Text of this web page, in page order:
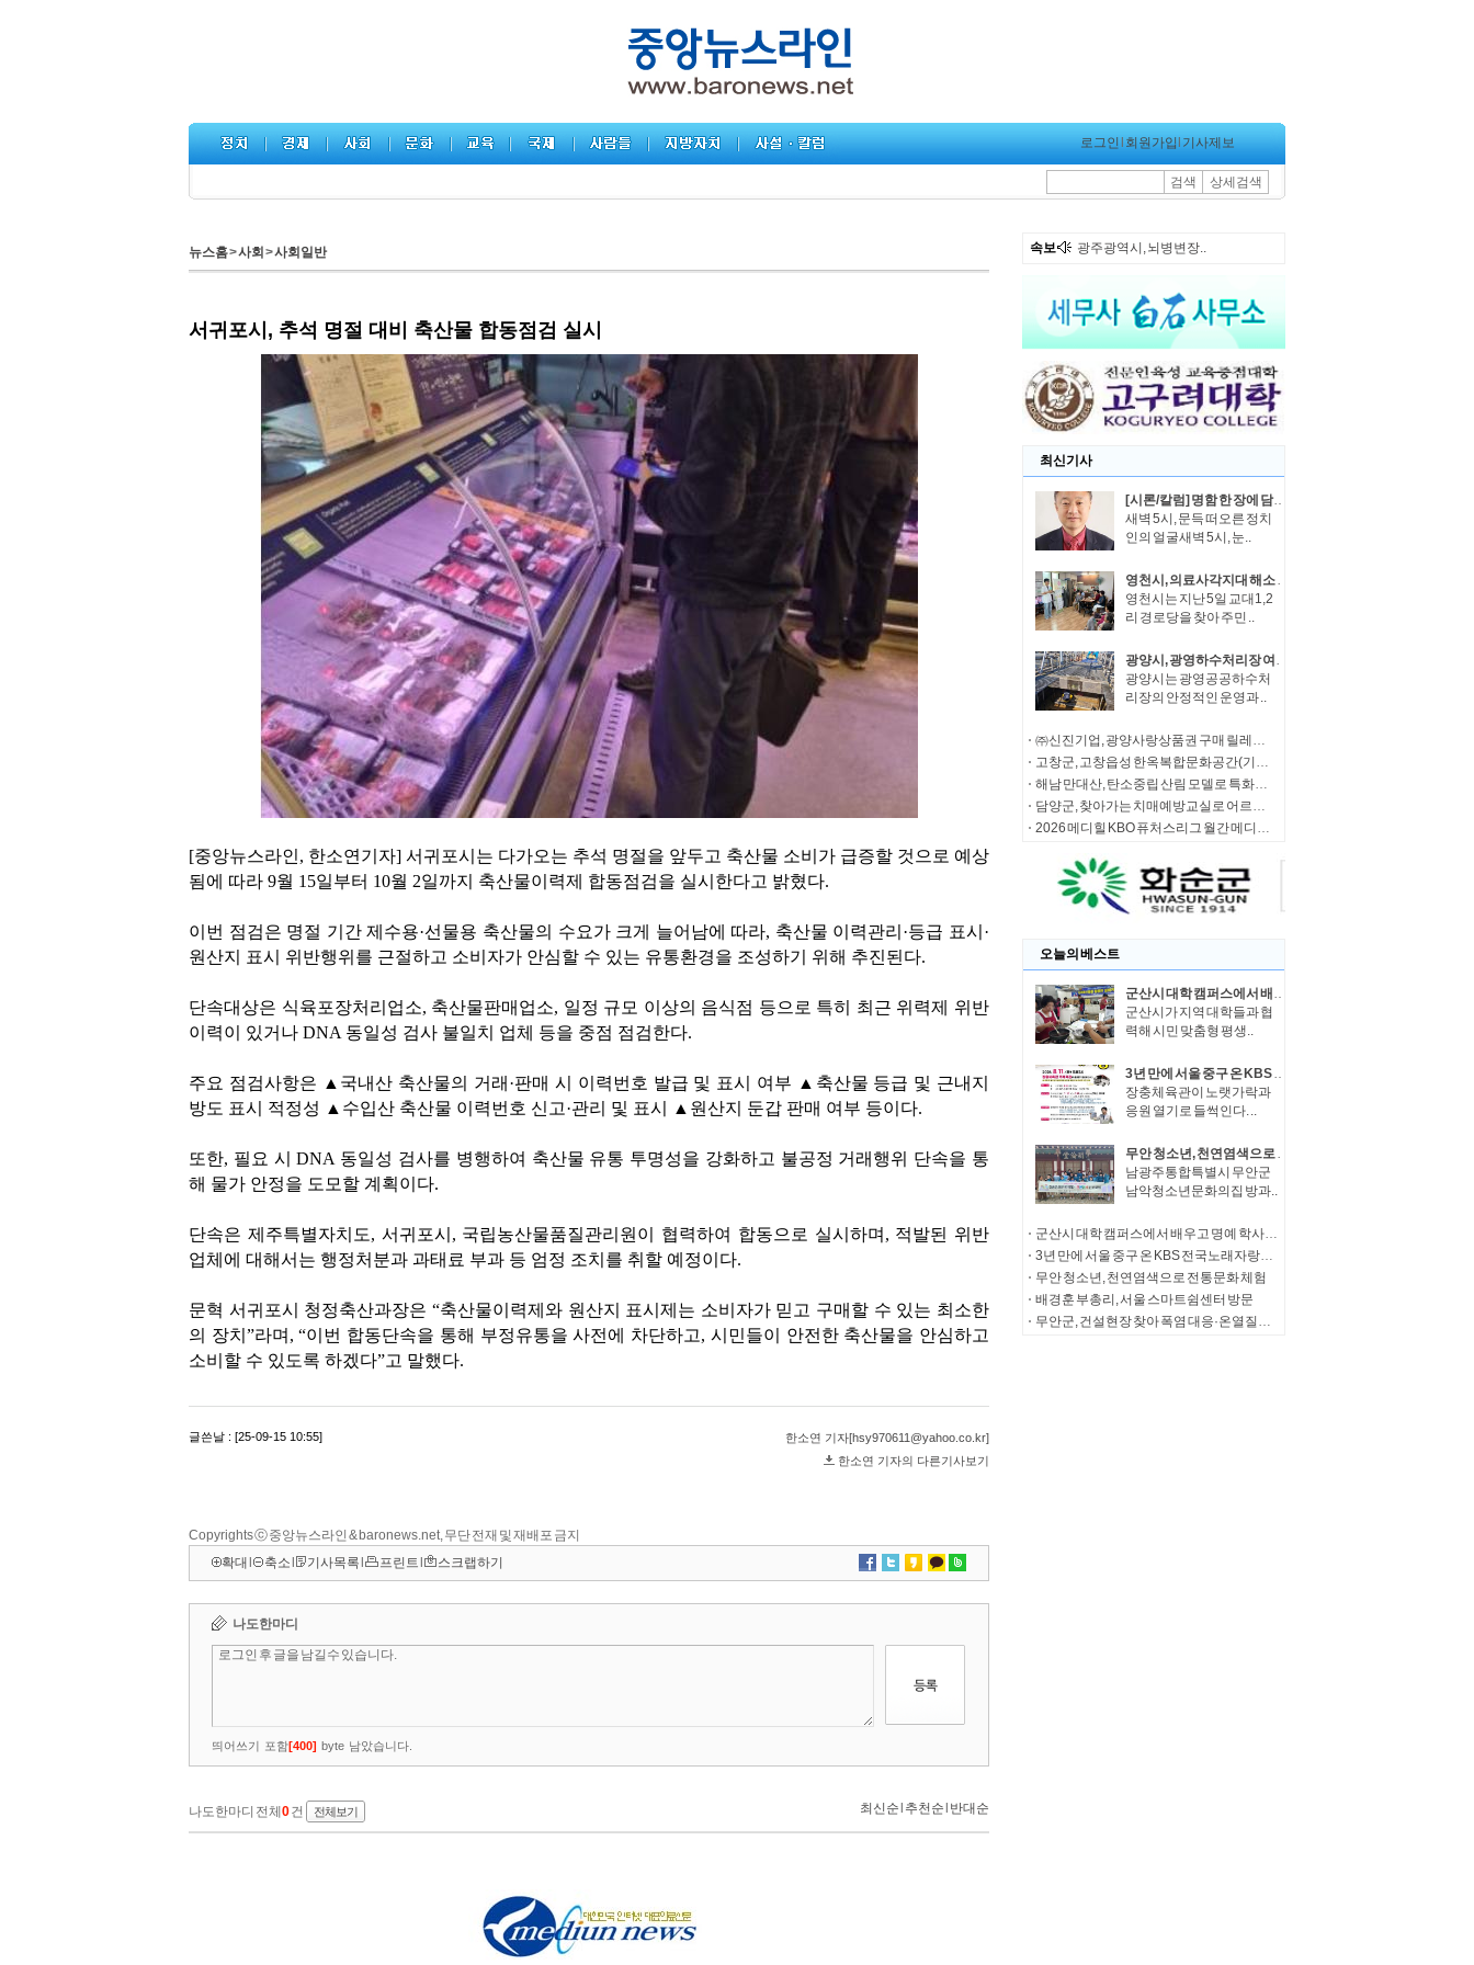
로그인 회원가입 기사제보
검색 상세검색
뉴스홈>사회 >사회일반
Copyrights ⓒ 중앙뉴스라인 & baronews.net, 무단 전재 및 재배포 금지
확대
축소 기사목록 프린트 스크랩하기
속보 광주광역시, 뇌병변장..
최신기사
[시론/칼럼] 명함 한 장에 담긴 권력의 무게, 그리고 언론의 붓끝
새벽 5시, 문득 떠오른 정치
인의 얼굴새벽 5시, 눈..
영천시, 의료사각지대 해소 위해 방문의료 지원사업 박차
영천시는 지난 5일 교대1,2
리 경로당을 찾아 주민 ..
광양시, 광영하수처리장 여과분리막 정밀세정 완료
광양시는 광영공공하수처
리장의 안정적인 운영과 ..
㈜신진기업, 광양사랑상품권 구매 릴레이 동참
고창군, 고창읍성 한옥복합문화공간(기증작품 전시갤러리·캐릭터 굿즈샵) 본격 운영
해남 만대산, 탄소중립 산림 모델로 특화림 조성
담양군, 찾아가는 치매예방교실로 어르신 인지건강 지킨다
2026 메디힐 KBO 퓨처스리그 월간 메디힐 퓨처스 루키상, 7월 수상자로 투수 고양 전준표, 타자 LG 손용준
오늘의 베스트
군산시 대학 캠퍼스에서 배우고 명예 학사학위까지
군산시가 지역 대학들과 협
력해 시민 맞춤형 평생..
3년 만에 서울 중구 온 KBS 전국노래자랑…11일 장충체육관서 공개녹화 열려
장충체육관이 노랫가락과
응원 열기로 들썩인다. ..
무안 청소년, 천연염색으로 전통문화 체험
남광주통합특별시 무안군
남악청소년문화의집 방과..
군산시 대학 캠퍼스에서 배우고 명예 학사학위까지
3년 만에 서울 중구 온 KBS 전국노래자랑…11일 장충체육관서 공개녹화 열려
무안 청소년, 천연염색으로 전통문화 체험
배경훈 부총리, 서울 스마트쉼센터 방문
무안군, 건설현장 찾아 폭염 대응·온열질환 예방 총력